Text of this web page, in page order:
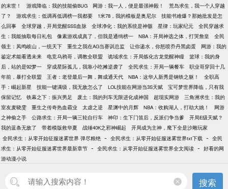
的末世！
游戏降临：我的技能偷BUG 网游：我一人，便是最强神殿！
荒岛求生，我一个人穿越
了？
游戏求生：低调再低调榜一我都要 1米78，我的模板是奥尼尔
技能书难爆？那她批发是怎
么回事
全球穿越，开局觉醒SSS血脉 全球净化：我的系统是神骸 星律：玩家纪元
全民穿越求
生：我能抽取每日礼包
像素游戏成真了，但我是通缉榜一 NBA：开局神选之体，打哭詹皇
全民
领主：凤鸣岐山，一统天下
重生之我在AG当赛训总监 让你递水，你怒喷乔丹黑卤蛋
网游：我的
鉴定术能看透未来
电竞乌鸦哥，调教全联盟 诡域求生：开局炼化古龙觉醒神瞳
篮球：我的身
后，站的是92梦一
穿成星际孤儿，我靠小吃摊逆袭了 全民求生：开局一辆餐车
职业哥穿回十几
年前，暴打全联盟
王者：老登最后一舞，舞成通天代 NBA：这华人新秀是钢铁之躯！
全职高
手：崛起新星
技能一键满级，我无敌怎么了 LOL技能在网游当3S天赋
宝可梦世界降临，只有我
保留记忆
铁幕之下：振兴男足 废土：我的列车无限进化成神国 超现实网游
三角洲求生：我的
室友麦晓雯
重生之传奇热血霸业 太虚之逆 星渊中的月辉 NBA：收购湖人，打劫大姚！
网游
之神偷之手
公路求生：开局一辆三轮自行车 神印：生下门笛后，反派们争当爹
开局E级天赋？
我的蓝条无敌了
带着模版救华夏 战锤40K之邪神崛起
开局成为主神，麾下全是沙雕玩家
全民求生：从零开始征服迷雾世界 弹尽粮绝 - 全民求生：从零开始征服迷雾世界txt下载 - 全民
求生：从零开始征服迷雾世界最新章节 - 全民求生：从零开始征服迷雾世界全文阅读 - 好看的网
游动漫小说
搜索